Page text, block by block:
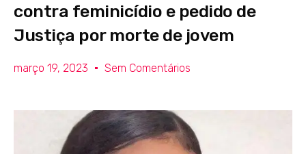
contra feminicídio e pedido de
Justiça por morte de jovem
março 19, 2023 Sem Comentários